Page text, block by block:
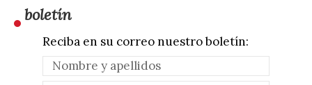
boletín
Reciba en su correo nuestro boletín: